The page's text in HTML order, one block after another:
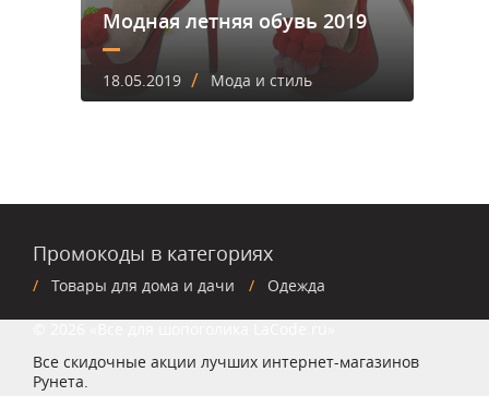
Модная летняя обувь 2019
18.05.2019 / Мода и стиль
Промокоды в категориях
Товары для дома и дачи Одежда
Все скидочные акции лучших интернет-магазинов
Рунета.